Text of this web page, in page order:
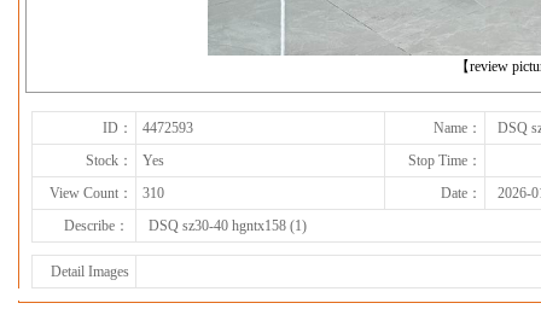
【review
ID： 4472593 Name：
DSQ
Stock：
Yes
Stop Time：
View Count：
310 Date：
2026-
Describe：
DSQ sz30-40 hgntx158 (1)
Detail Images